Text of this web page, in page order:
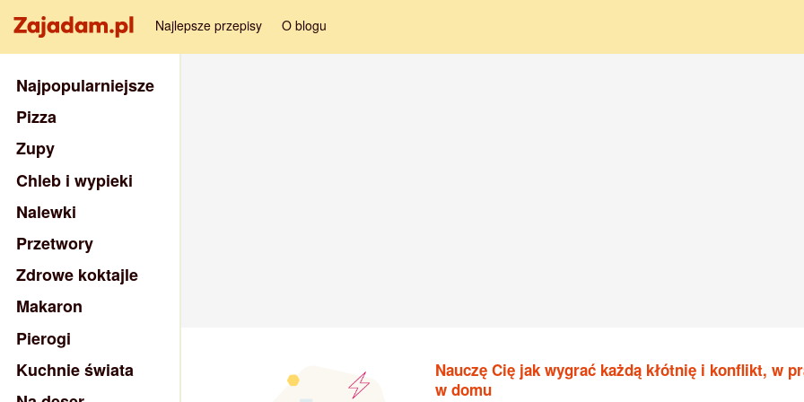
Najlepsze przepisy O blogu
Nauczę Cię jak wygrać każdą kłótnię i konflikt, w
w domu
Najpopularniejsze
Pizza
Zupy
Chleb i wypieki
Nalewki
Przetwory
Zdrowe koktajle
Makaron
Pierogi
Kuchnie świata